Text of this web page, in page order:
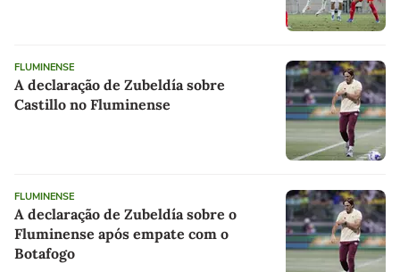
FLUMINENSE
A declaração de Zubeldía sobre
Castillo no Fluminense
FLUMINENSE
A declaração de Zubeldía sobre o
Fluminense após empate com o
Botafogo